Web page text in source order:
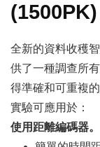
(1500PK)
全新的資料收穫
供了一種調查所
得準確和可重複的
實驗可應用於：
使用距離編碼器。